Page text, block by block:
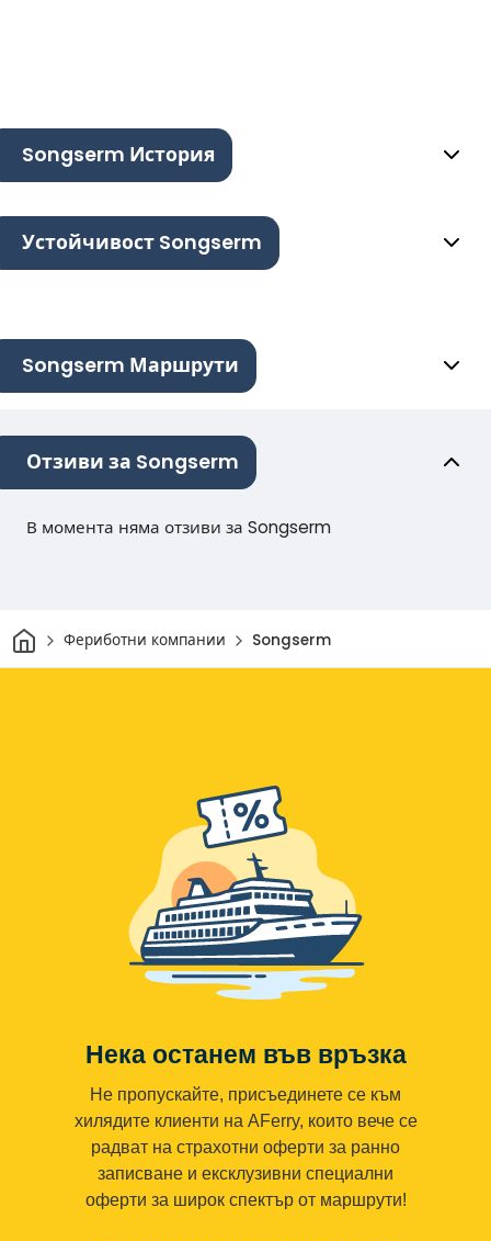
Songserm История
Устойчивост Songserm
Songserm Маршрути
Отзиви за Songserm
В момента няма отзиви за Songserm
Начало
Фериботни компании Songserm
Нека останем във връзка
Не пропускайте, присъединете се към
хилядите клиенти на AFerry, които вече се
радват на страхотни оферти за ранно
записване и ексклузивни специални
оферти за широк спектър от маршрути!